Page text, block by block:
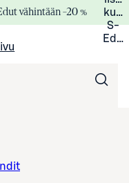
vähintään –20 %
S-